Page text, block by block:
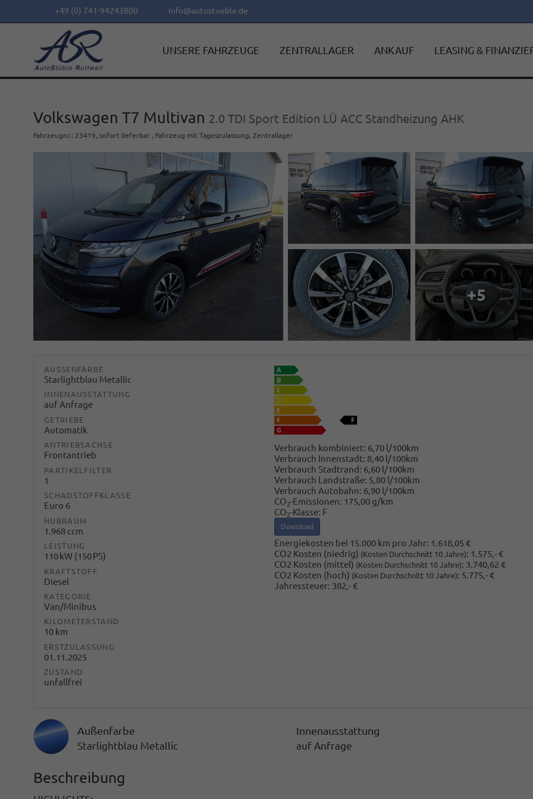
+49 (0) 741-94243800 info@autostueble.de
UNSERE FAHRZEUGE ZENTRALLAGER ANKAUF LEASING &
Volkswagen T7 Multivan 2.0 TDI Sport Edition LÜ ACC Standheizung AHK
Fahrzeugnr.: 23419, sofort lieferbar , Fahrzeug mit Tageszulassung, Zentrallager
+5
AUSSENFARBE
Starlightblau Metallic
INNENAUSSTATTUNG
auf Anfrage
GETRIEBE
Automatik
ANTRIEBSACHSE
Frontantrieb
PARTIKELFILTER
1
SCHADSTOFFKLASSE
Euro 6
HUBRAUM
1.968 ccm
LEISTUNG
110 kW (150 PS)
KRAFTSTOFF
Diesel
KATEGORIE
Van/Minibus
KILOMETERSTAND
10 km
ERSTZULASSUNG
01.11.2025
ZUSTAND
unfallfrei
Verbrauch kombiniert: 6,70 l/100km
Verbrauch Innenstadt: 8,40 l/100km
Verbrauch Stadtrand: 6,60 l/100km
Verbrauch Landstraße: 5,80 l/100km
Verbrauch Autobahn: 6,90 l/100km
CO2-Emissionen: 175,00 g/km
CO2-Klasse: F
Download
Energiekosten bei 15.000 km pro Jahr: 1.618,05 €
CO2 Kosten (niedrig) (Kosten Durchschnitt 10 Jahre): 1.575,- €
CO2 Kosten (mittel) (Kosten Durchschnitt 10 Jahre): 3.740,62 €
CO2 Kosten (hoch) (Kosten Durchschnitt 10 Jahre): 5.775,- €
Jahressteuer: 382,- €
Außenfarbe
Starlightblau Metallic
Innenausstattung
auf Anfrage
Beschreibung